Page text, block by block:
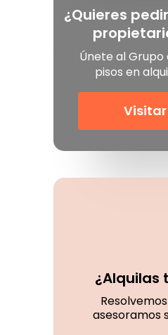
¿Quieres
Únete al
pisos en
¿Alquilas
asesoramos